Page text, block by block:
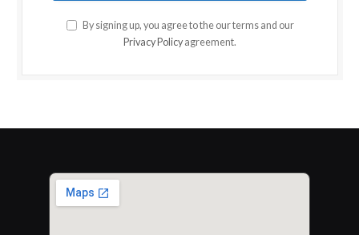
By signing up, you agree to the our terms and our
Privacy Policy agreement.